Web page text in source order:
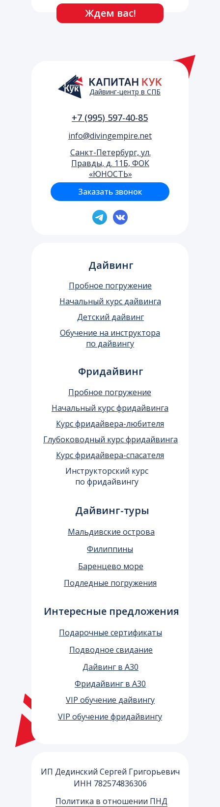
Ждем вас!
Политика в отношении ПНД
ИП Дединский Сергей Григорьевич
ИНН 782574836306
Cанкт-Петербург, ул.
Правды, д. 11Б, ФОК
«ЮНОСТЬ»
Дайвинг-центр в СПБ
info@divingempire.net
+7 (995) 597-40-85
Заказать звонок
Инструкторский курс
по фридайвингу
Курс фридайвера-спасателя
Глубоководный курс фридайвинга
Курс фридайвера-любителя
Начальный курс фридайвинга
Пробное погружение
Фридайвинг
VIP обучение дайвингу
Фридайвинг в А30
Дайвинг в А30
Подводное свидание
VIP обучение фридайвингу
Подарочные сертификаты
Интересные предложения
Подледные погружения
Баренцево море
Филиппины
Мальдивские острова
Дайвинг-туры
Обучение на инструктора
по дайвингу
Детский дайвинг
Начальный курс дайвинга
Пробное погружение
Дайвинг